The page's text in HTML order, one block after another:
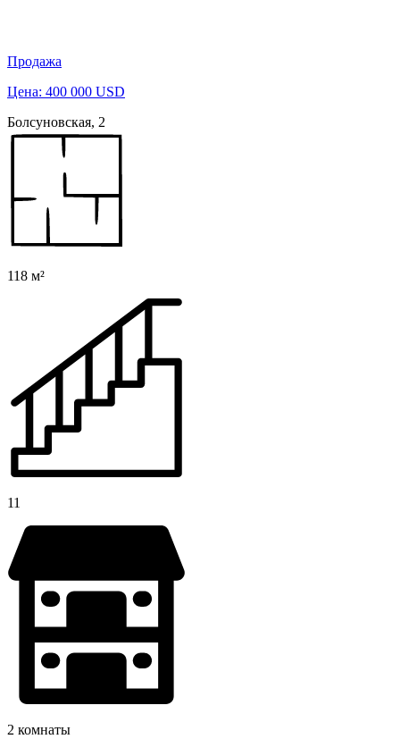
Продажа
Цена: 400 000 USD
Болсуновская, 2
118 м²
11
2 комнаты